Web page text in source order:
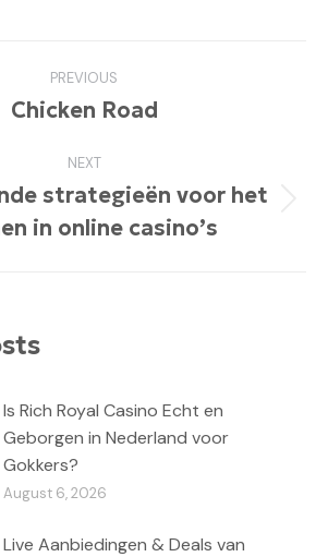
PREVIOUS
Previous
Chicken Road
NEXT
Next
post:
strategieën voor het
in online casino’s
Is Rich Royal Casino Echt en
Geborgen in Nederland voor
Gokkers?
August 6, 2026
Live Aanbiedingen & Deals van